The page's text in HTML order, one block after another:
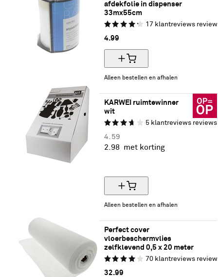
afdekfolie in dispenser
33mx55cm
17 klantreviews
4.99
Alleen bestellen en afhalen
KARWEI ruimtewinner
wit
5 klantreviews reviews
4. 59
2. 98
met korting
Alleen bestellen en afhalen
Perfect cover
vloerbeschermvlies
zelfklevend 0,5 x 20 meter
70 klantreviews
32.99